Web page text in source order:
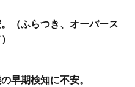
（ふらつき、オーバース
早期検知に不安。